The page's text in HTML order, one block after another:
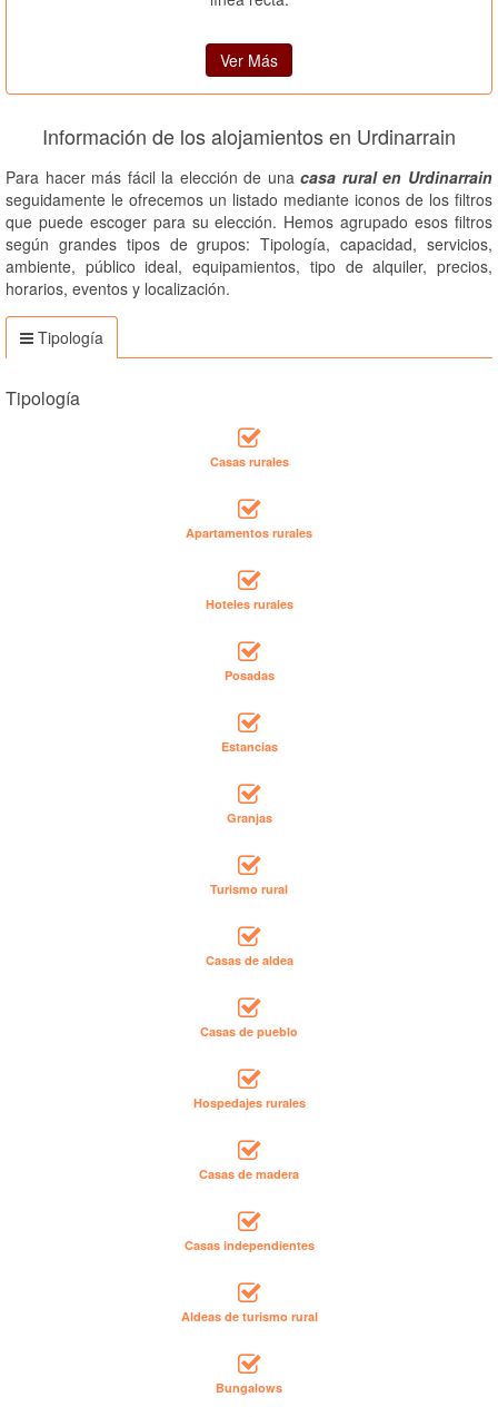
Ver Más
Información de los alojamientos en Urdinarrain
Para hacer más fácil la elección de unacasa rural en Urdinarrain
seguidamente le ofrecemos un listado mediante iconos de los filtros
que puede escoger para su elección. Hemos agrupado esos filtros
según grandes tipos de grupos: Tipología, capacidad, servicios,
ambiente, público ideal, equipamientos, tipo de alquiler, precios,
horarios, eventos y localización.
Tipología
Tipología
Casas rurales
Apartamentos rurales
Hoteles rurales
Posadas
Estancias
Granjas
Turismo rural
Casas de aldea
Casas de pueblo
Hospedajes rurales
Casas de madera
Casas independientes
Aldeas de turismo rural
Bungalows